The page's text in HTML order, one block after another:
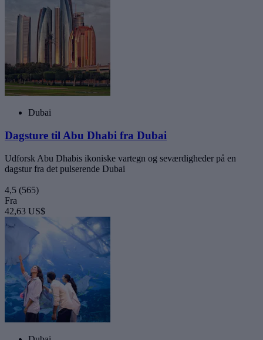
Dubai
Dagsture til Abu Dhabi fra Dubai
Udforsk Abu Dhabis ikoniske vartegn og seværdigheder på en
dagstur fra det pulserende Dubai
4,5 (565)
Fra
42,63 US$